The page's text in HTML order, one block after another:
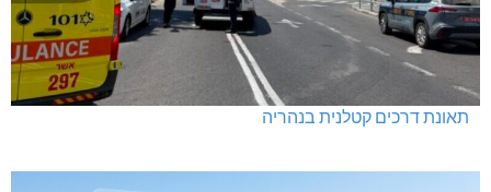
תאונת דרכים קטלנית בנהריה